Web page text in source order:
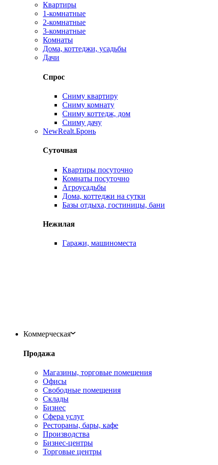
Квартиры
1-комнатные
2-комнатные
3-комнатные
Комнаты
Дома, коттеджи, усадьбы
Дачи
Спрос
Сниму квартиру
Сниму комнату
Сниму коттедж, дом
Сниму дачу
NewRealt.Бронь
Суточная
Квартиры посуточно
Комнаты посуточно
Агроусадьбы
Дома, коттеджи на сутки
Базы отдыха, гостиницы, бани
Нежилая
Гаражи, машиноместа
Коммерческая
Продажа
Магазины, торговые помещения
Офисы
Свободные помещения
Склады
Бизнес
Сфера услуг
Рестораны, бары, кафе
Производства
Бизнес-центры
Торговые центры